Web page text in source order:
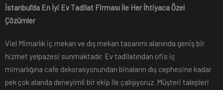
İstanbul’da En İyi Ev Tadilat Firması İle Her İhtiyaca Özel
Çözümler
Viel Mimarlık iç mekan ve dış mekan tasarımı alanında geniş bir
hizmet yelpazesi sunmaktadır. Ev tadilatından ofis iç
mimarlığına cafe dekorasyonundan binaların dış cephesine kadar
pek çok alanda deneyimli bir ekip ile çalışıyoruz. Müşteri talepleri